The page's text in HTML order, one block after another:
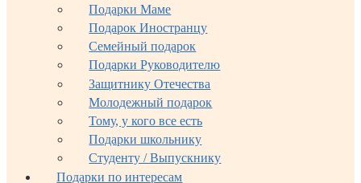
Подарки Маме
Подарок Иностранцу
Семейный подарок
Подарки Руководителю
Защитнику Отечества
Молодежный подарок
Тому, у кого все есть
Подарки школьнику
Студенту / Выпускнику
Подарки по интересам